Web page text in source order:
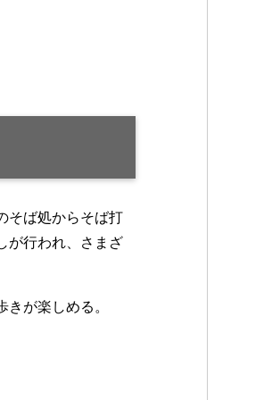
そば処からそば打
が行われ、さまざ
が楽しめる。